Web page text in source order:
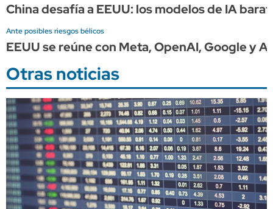
China desafía a EEUU: los modelos de IA
Ante posibles riesgos bélicos
EEUU se reúne con Meta, OpenAI, Google y
Otras noticias